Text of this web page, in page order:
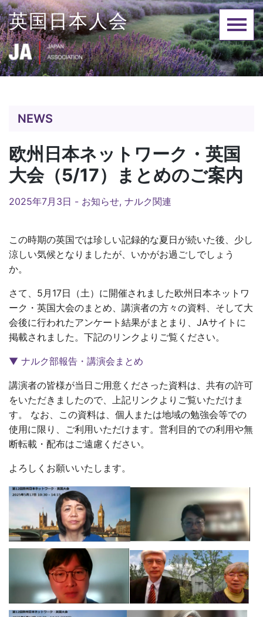
Skip
to
content
英国日本人会
NEWS
欧州日本ネットワーク・英国
大会（5/17）まとめのご案内
2025年7月3日 - お知らせ, ナルク関連
この時期の英国では珍しい記録的な夏日が続いた後、少し
涼しい気候となりましたが、いかがお過ごしでしょう
か。
さて、5月17日（土）に開催されました欧州日本ネットワ
ーク・英国大会のまとめ、講演者の方々の資料、そして大
会後に行われたアンケート結果がまとまり、JAサイトに
掲載されました。下記のリンクよりご覧ください。
▼ ナルク部報告・講演会まとめ
講演者の皆様が当日ご用意くださった資料は、共有の許可
をいただきましたので、上記リンクよりご覧いただけま
す。 なお、この資料は、個人または地域の勉強会等での
使用に限り、ご利用いただけます。営利目的での利用や無
断転載・配布はご遠慮ください。
よろしくお願いいたします。